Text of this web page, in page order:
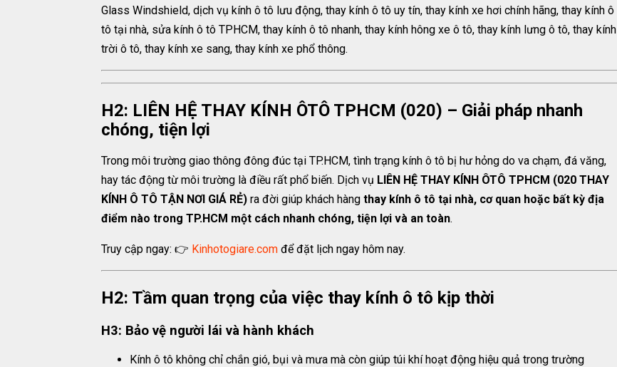
Glass Windshield, dịch vụ kính ô tô lưu động, thay kính ô tô uy tín, thay kính xe hơi chính hãng, thay kính ô
tô tại nhà, sửa kính ô tô TPHCM, thay kính ô tô nhanh, thay kính hông xe ô tô, thay kính lưng ô tô, thay kính
trời ô tô, thay kính xe sang, thay kính xe phổ thông.
H2: LIÊN HỆ THAY KÍNH ÔTÔ TPHCM (020) – Giải pháp nhanh
chóng, tiện lợi
Trong môi trường giao thông đông đúc tại TP.HCM, tình trạng kính ô tô bị hư hỏng do va chạm, đá văng,
hay tác động từ môi trường là điều rất phổ biến. Dịch vụ LIÊN HỆ THAY KÍNH ÔTÔ TPHCM (020 THAY
KÍNH Ô TÔ TẬN NƠI GIÁ RẺ) ra đời giúp khách hàng thay kính ô tô tại nhà, cơ quan hoặc bất kỳ địa
điểm nào trong TP.HCM một cách nhanh chóng, tiện lợi và an toàn.
Truy cập ngay: 👉 Kinhotogiare.com để đặt lịch ngay hôm nay.
H2: Tầm quan trọng của việc thay kính ô tô kịp thời
H3: Bảo vệ người lái và hành khách
Kính ô tô không chỉ chắn gió, bụi và mưa mà còn giúp túi khí hoạt động hiệu quả trong trường